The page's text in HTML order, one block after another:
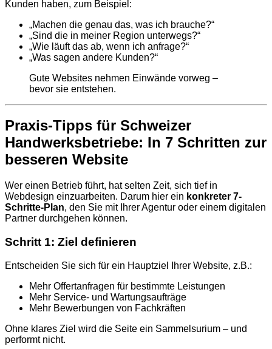
Kunden haben, zum Beispiel:
„Machen die genau das, was ich brauche?“
„Sind die in meiner Region unterwegs?“
„Wie läuft das ab, wenn ich anfrage?“
„Was sagen andere Kunden?“
Gute Websites nehmen Einwände vorweg –
bevor sie entstehen.
Praxis-Tipps für Schweizer
Handwerksbetriebe: In 7 Schritten zur
besseren Website
Wer einen Betrieb führt, hat selten Zeit, sich tief in
Webdesign einzuarbeiten. Darum hier ein konkreter 7-
Schritte-Plan, den Sie mit Ihrer Agentur oder einem digitalen
Partner durchgehen können.
Schritt 1: Ziel definieren
Entscheiden Sie sich für ein Hauptziel Ihrer Website, z.B.:
Mehr Offertanfragen für bestimmte Leistungen
Mehr Service- und Wartungsaufträge
Mehr Bewerbungen von Fachkräften
Ohne klares Ziel wird die Seite ein Sammelsurium – und
performt nicht.